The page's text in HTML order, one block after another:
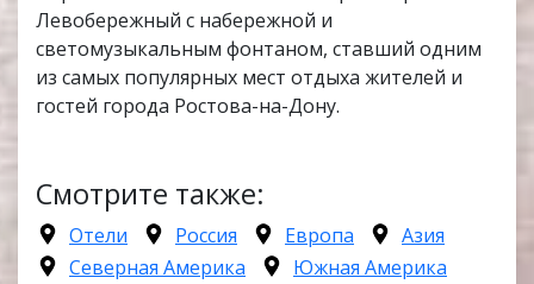
Левобережный с набережной и
светомузыкальным фонтаном, ставший одним
из самых популярных мест отдыха жителей и
гостей города Ростова-на-Дону.
Смотрите также:
Отели Россия Европа
Азия
Северная Америка
Южная Америка